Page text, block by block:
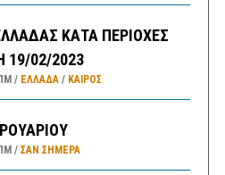
ΚΑΤΑ ΠΕΡΙΟΧΕΣ
19/02/2023
ΕΛΛΑΔA/ ΚΑΙΡΌΣ
ΣΑΝ ΣΉΜΕΡΑ